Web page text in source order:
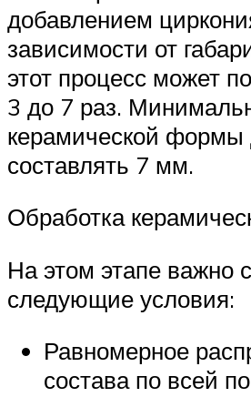
добавлением
зависимости от
этот процесс может
3 до 7 раз.
керамической формы
составлять 7 мм.
Обработка
На этом этапе важно
следующие условия:
Равномерное
состава по всей